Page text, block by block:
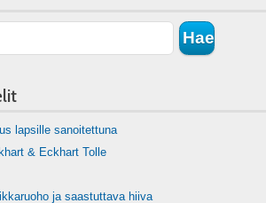
lapsille sanoitettuna
& Eckhart Tolle
ja saastuttava hiiva